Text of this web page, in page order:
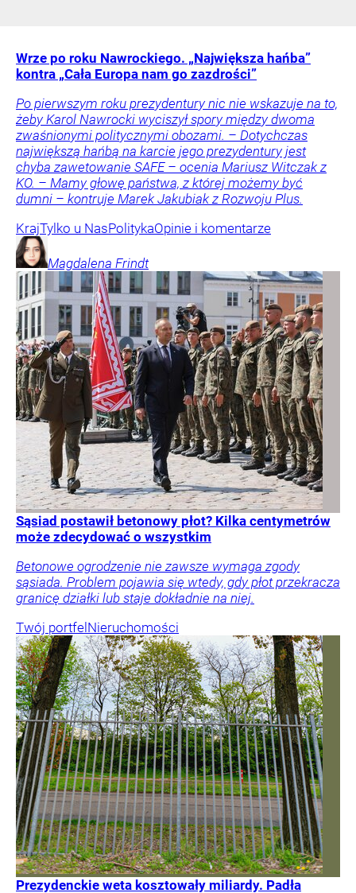
Wrze po roku Nawrockiego. „Największa hańba”
kontra „Cała Europa nam go zazdrości”
Po pierwszym roku prezydentury nic nie wskazuje na to,
żeby Karol Nawrocki wyciszył spory między dwoma
zwaśnionymi politycznymi obozami. – Dotychczas
największą hańbą na karcie jego prezydentury jest
chyba zawetowanie SAFE – ocenia Mariusz Witczak z
KO. – Mamy głowę państwa, z której możemy być
dumni – kontruje Marek Jakubiak z Rozwoju Plus.
KrajTylko u NasPolitykaOpinie i komentarze
Magdalena Frindt
Sąsiad postawił betonowy płot? Kilka centymetrów
może zdecydować o wszystkim
Betonowe ogrodzenie nie zawsze wymaga zgody
sąsiada. Problem pojawia się wtedy, gdy płot przekracza
granicę działki lub staje dokładnie na niej.
Twój portfelNieruchomości
Prezydenckie weta kosztowały miliardy. Padła